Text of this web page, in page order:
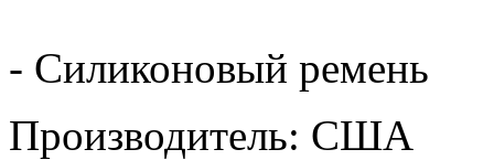
- Силиконовый ремень
Производитель: США